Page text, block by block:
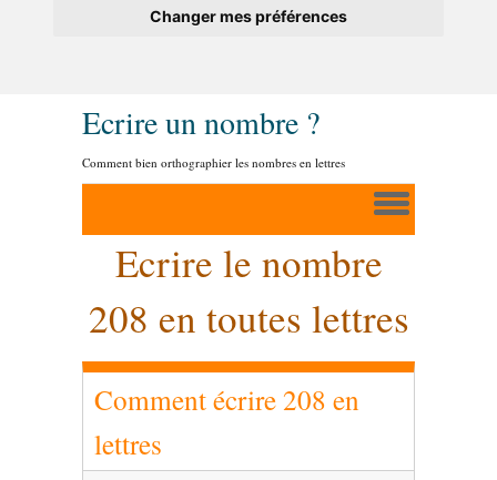
Changer mes préférences
Ecrire un nombre ?
Comment bien orthographier les nombres en lettres
Ecrire le nombre
208 en toutes lettres
Comment écrire 208 en
lettres